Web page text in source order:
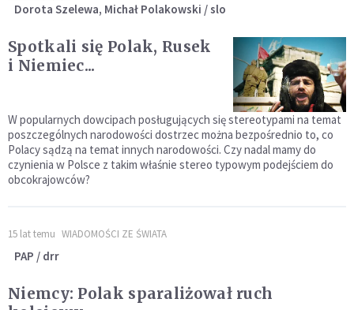
Dorota Szelewa, Michał Polakowski / slo
Spotkali się Polak, Rusek
i Niemiec...
W popularnych dowcipach posługujących się stereotypami na temat
poszczególnych narodowości dostrzec można bezpośrednio to, co
Polacy sądzą na temat innych narodowości. Czy nadal mamy do
czynienia w Polsce z takim właśnie stereo typowym podejściem do
obcokrajowców?
15 lat temu WIADOMOŚCI ZE ŚWIATA
PAP / drr
Niemcy: Polak sparaliżował ruch